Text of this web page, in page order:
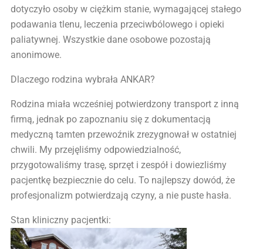
dotyczyło osoby w ciężkim stanie, wymagającej stałego
podawania tlenu, leczenia przeciwbólowego i opieki
paliatywnej. Wszystkie dane osobowe pozostają
anonimowe.
Dlaczego rodzina wybrała ANKAR?
Rodzina miała wcześniej potwierdzony transport z inną
firmą, jednak po zapoznaniu się z dokumentacją
medyczną tamten przewoźnik zrezygnował w ostatniej
chwili. My przejęliśmy odpowiedzialność,
przygotowaliśmy trasę, sprzęt i zespół i dowiezliśmy
pacjentkę bezpiecznie do celu. To najlepszy dowód, że
profesjonalizm potwierdzają czyny, a nie puste hasła.
Stan kliniczny pacjentki: